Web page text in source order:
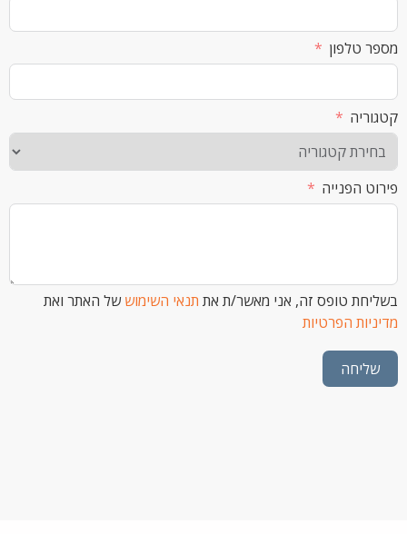
טופס זה, אני מאשר/ת אתתנאי השימוש של האתר ואת
הפרטיות